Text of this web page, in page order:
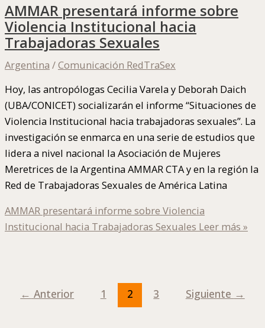
AMMAR presentará informe sobre
Violencia Institucional hacia
Trabajadoras Sexuales
Argentina /Comunicación RedTraSex
Hoy, las antropólogas Cecilia Varela y Deborah Daich
(UBA/CONICET) socializarán el informe “Situaciones de
Violencia Institucional hacia trabajadoras sexuales”. La
investigación se enmarca en una serie de estudios que
lidera a nivel nacional la Asociación de Mujeres
Meretrices de la Argentina AMMAR CTA y en la región la
Red de Trabajadoras Sexuales de América Latina
AMMAR presentará informe sobre Violencia
Institucional hacia Trabajadoras Sexuales Leer más »
← Anterior 1 2 3 Siguiente →